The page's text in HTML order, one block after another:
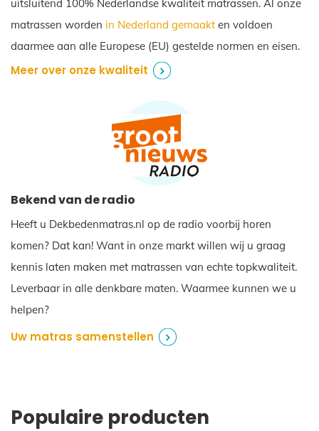
uitsluitend 100% Nederlandse kwaliteit matrassen. Al onze
matrassen worden in Nederland gemaakt en voldoen
daarmee aan alle Europese (EU) gestelde normen en eisen.
Meer over onze kwaliteit
Bekend van de radio
Heeft u Dekbedenmatras.nl op de radio voorbij horen
komen? Dat kan! Want in onze markt willen wij u graag
kennis laten maken met matrassen van echte topkwaliteit.
Leverbaar in alle denkbare maten. Waarmee kunnen we u
helpen?
Uw matras samenstellen
Populaire producten